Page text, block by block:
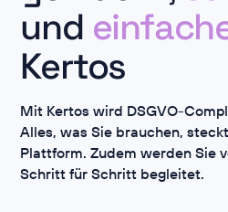
und
Kertos
Mit Kertos wird DSGVO-
Alles, was Sie brauchen,
Plattform. Zudem werden Sie
Schritt für Schritt begleitet.